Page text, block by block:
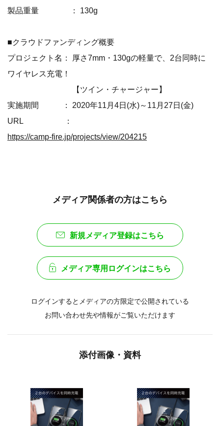
製品重量 ： 130g
■クラウドファンディング概要
プロジェクト名： 厚さ7mm・130gの軽量で、2台同時に
ワイヤレス充電！
【ツイン・チャージャー】
実施期間 ： 2020年11月4日(水)～11月27日(金)
URL ：
https://camp-fire.jp/projects/view/204215
メディア関係者の方はこちら
新規メディア登録はこちら
メディア専用ログインはこちら
ログインするとメディアの方限定で公開されている
お問い合わせ先や情報がご覧いただけます
添付画像・資料